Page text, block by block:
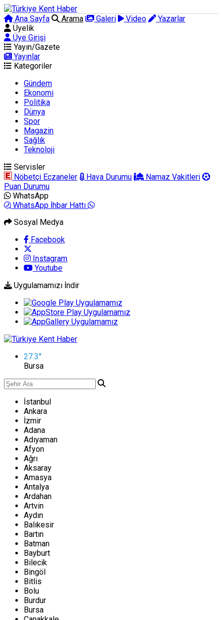
Ana Sayfa Arama Galeri Video
Yazarlar
Üyelik
Üye Girişi
Yayın/Gazete
Yayınlar
Kategoriler
Gündem
Ekonomi
Politika
Dünya
Spor
Magazin
Sağlık
Teknoloji
Servisler
Nöbetçi Eczaneler
Hava Durumu
Namaz Vakitleri
Puan Durumu
WhatsApp
WhatsApp İhbar Hattı
Sosyal Medya
Facebook
Instagram
Youtube
Uygulamamızı İndir
27.3°
Bursa
İstanbul
Ankara
İzmir
Adana
Adıyaman
Afyon
Ağrı
Aksaray
Amasya
Antalya
Ardahan
Artvin
Aydın
Balıkesir
Bartın
Batman
Bayburt
Bilecik
Bingöl
Bitlis
Bolu
Burdur
Bursa